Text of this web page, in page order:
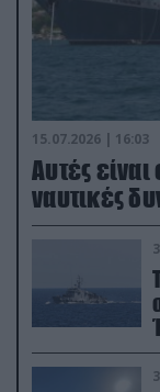
15.07.2026 | 16:03
Aυτές
ναυτικές